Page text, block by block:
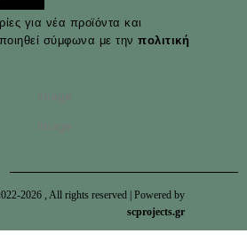
για νέα προϊόντα και
σύμφωνα με την πολιτική
2026, All rights reserved | Powered by
scprojects.gr